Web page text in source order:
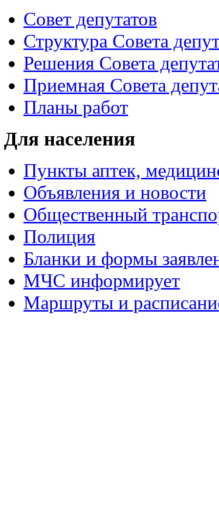
Совет депутатов
Структура Совета
Решения Совета
Приемная Совета
Планы работ
Для населения
Пункты аптек,
Объявления и новости
Общественный
Полиция
Бланки и формы
МЧС информирует
Маршруты и